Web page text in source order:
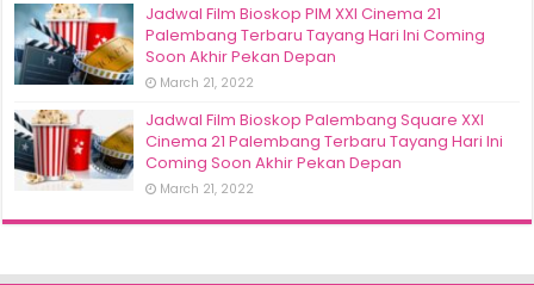
Jadwal Film Bioskop PIM XXI Cinema 21
Palembang Terbaru Tayang Hari Ini Coming
Soon Akhir Pekan Depan
March 21, 2022
Jadwal Film Bioskop Palembang Square XXI
Cinema 21 Palembang Terbaru Tayang Hari Ini
Coming Soon Akhir Pekan Depan
March 21, 2022